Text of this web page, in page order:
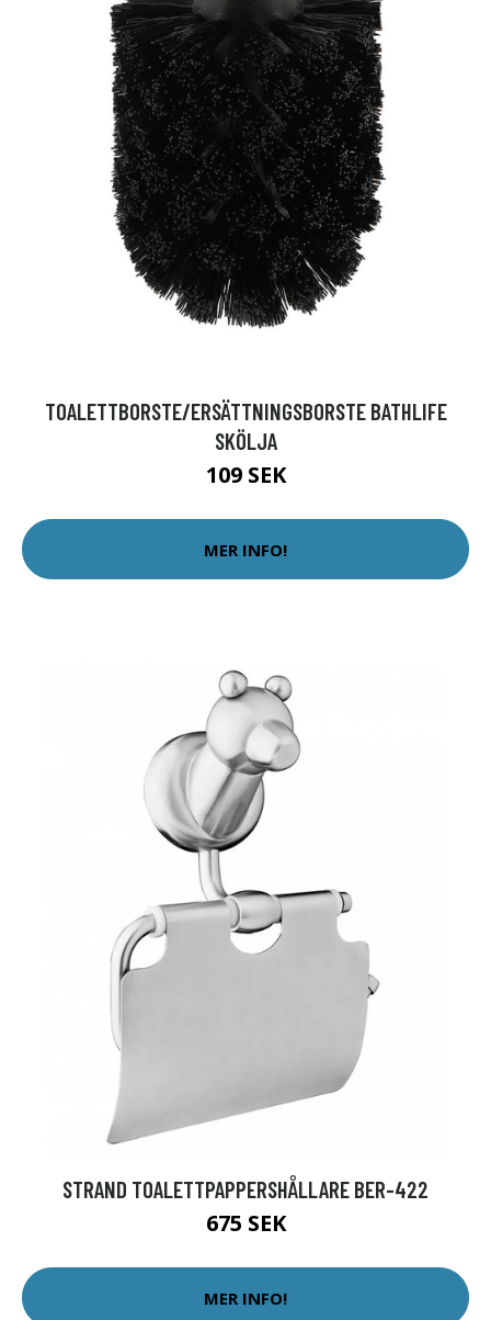
TOALETTBORSTE/ERSÄTTNINGSBORSTE BATHLIFE
SKÖLJA
109 SEK
MER INFO!
STRAND TOALETTPAPPERSHÅLLARE BER-422
675 SEK
MER INFO!